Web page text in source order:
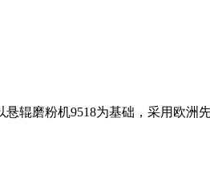
辊磨粉机9518为基础，采用欧洲